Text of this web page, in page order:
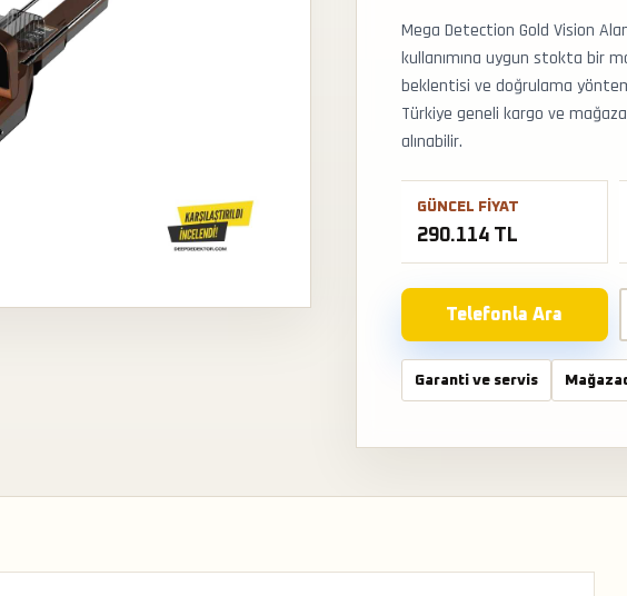
Mega Detection Gold Vision
kullanımına uygun stokta bir
beklentisi ve doğrulama
Türkiye geneli kargo ve
alınabilir.
GÜNCEL FIYAT
290.114 TL
Telefonla Ara
Garanti ve servis